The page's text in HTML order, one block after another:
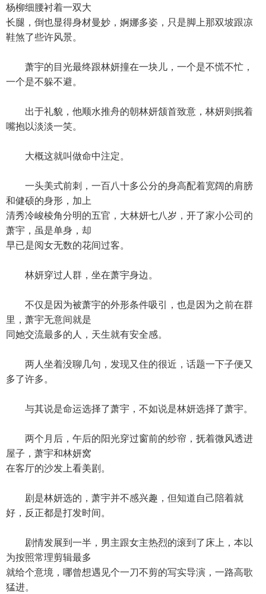
杨柳细腰衬着一双大
长腿，倒也显得身材曼妙，婀娜多姿，只是脚上那双坡跟凉
鞋煞了些许风景。
萧宇的目光最终跟林妍撞在一块儿，一个是不慌不忙，
一个是不躲不避。
出于礼貌，他顺水推舟的朝林妍颔首致意，林妍则抿着
嘴抱以淡淡一笑。
大概这就叫做命中注定。
一头美式前刺，一百八十多公分的身高配着宽阔的肩膀
和健硕的身形，加上
清秀冷峻棱角分明的五官，大林妍七八岁，开了家小公司的
萧宇，虽是单身，却
早已是阅女无数的花间过客。
林妍穿过人群，坐在萧宇身边。
不仅是因为被萧宇的外形条件吸引，也是因为之前在群
里，萧宇无意间就是
同她交流最多的人，天生就有安全感。
两人坐着没聊几句，发现又住的很近，话题一下子便又
多了许多。
与其说是命运选择了萧宇，不如说是林妍选择了萧宇。
两个月后，午后的阳光穿过窗前的纱帘，抚着微风透进
屋子，萧宇和林妍窝
在客厅的沙发上看美剧。
剧是林妍选的，萧宇并不感兴趣，但知道自己陪着就
好，反正都是打发时间。
剧情发展到一半，男主跟女主热烈的滚到了床上，本以
为按照常理剪辑最多
就给个意境，哪曾想遇见个一刀不剪的写实导演，一路高歌
猛进。